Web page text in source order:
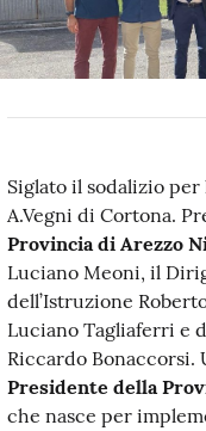
Siglato il sodalizio per
A.Vegni di Cortona.
Provincia di Arezzo
Luciano Meoni, il
dell’Istruzione
Luciano Tagliaferri e
Riccardo Bonaccorsi.
Presidente della
che nasce per